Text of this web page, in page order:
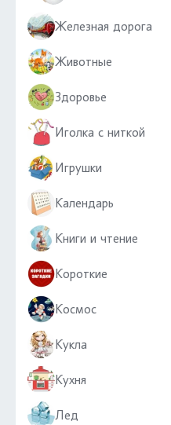
Железная дорога
Животные
Здоровье
Иголка с ниткой
Игрушки
Календарь
Книги и чтение
Короткие
Космос
Кукла
Кухня
Лед